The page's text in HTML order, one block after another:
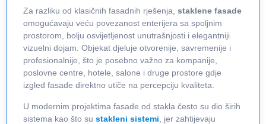
Za razliku od klasičnih fasadnih rješenja, staklene fasade
omogućavaju veću povezanost enterijera sa spoljnim
prostorom, bolju osvijetljenost unutrašnjosti i elegantniji
vizuelni dojam. Objekat djeluje otvorenije, savremenije i
profesionalnije, što je posebno važno za kompanije,
poslovne centre, hotele, salone i druge prostore gdje
izgled fasade direktno utiče na percepciju kvaliteta.
U modernim projektima fasade od stakla često su dio širih
sistema kao što su stakleni sistemi , jer zahtijevaju